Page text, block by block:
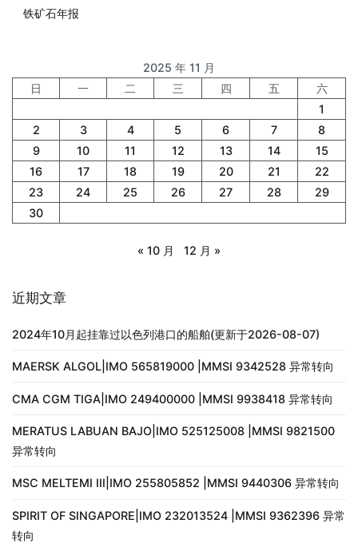
铁矿石年报
2025 年 11 月
日
一 二 三 四 五
六
1
2
3 4 5 6 7
8
9
10 11 12 13 14
15
16
17 18 19 20 21
22
23
24 25 26 27 28
29
30
« 10 月 12 月 »
近期文章
2024年10月起挂靠过以色列港口的船舶(更新于2026-08-07)
MAERSK ALGOL|IMO 565819000 |MMSI 9342528 异常转向
CMA CGM TIGA|IMO 249400000 |MMSI 9938418 异常转向
MERATUS LABUAN BAJO|IMO 525125008 |MMSI 9821500
异常转向
MSC MELTEMI III|IMO 255805852 |MMSI 9440306 异常转向
SPIRIT OF SINGAPORE|IMO 232013524 |MMSI 9362396 异常
转向